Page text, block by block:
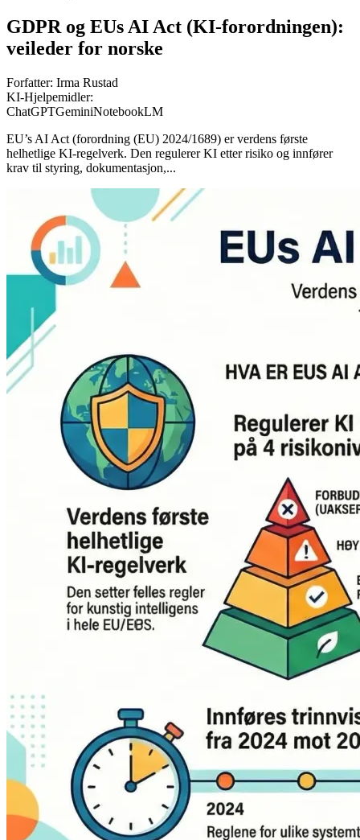
GDPR og EUs AI Act (KI-forordningen):
veileder for norske
Forfatter: Irma Rustad
KI-Hjelpemidler:
ChatGPTGeminiNotebookLM
EU’s AI Act (forordning (EU) 2024/1689) er verdens første
helhetlige KI-regelverk. Den regulerer KI etter risiko og innfører
krav til styring, dokumentasjon,...